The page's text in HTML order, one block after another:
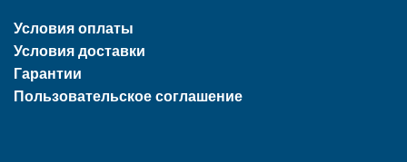
Условия оплаты
Условия доставки
Гарантии
Пользовательское соглашение